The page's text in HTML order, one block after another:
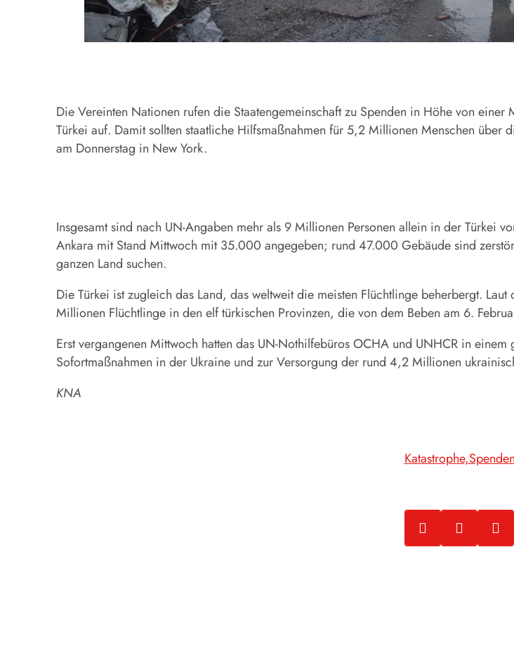
Die Vereinten Nationen rufen die Staatengemeinschaft zu Spenden in Höhe von
Türkei auf. Damit sollten staatliche Hilfsmaßnahmen für 5,2 Millionen Menschen
am Donnerstag in New York.
Insgesamt sind nach UN-Angaben mehr als 9 Millionen Personen allein in der Türkei
Ankara mit Stand Mittwoch mit 35.000 angegeben; rund 47.000 Gebäude sind
ganzen Land suchen.
Die Türkei ist zugleich das Land, das weltweit die meisten Flüchtlinge beherbergt.
Millionen Flüchtlinge in den elf türkischen Provinzen, die von dem Beben am 6.
Erst vergangenen Mittwoch hatten das UN-Nothilfebüros OCHA und UNHCR in
Sofortmaßnahmen in der Ukraine und zur Versorgung der rund 4,2 Millionen
KNA
Katastrophe Spenden